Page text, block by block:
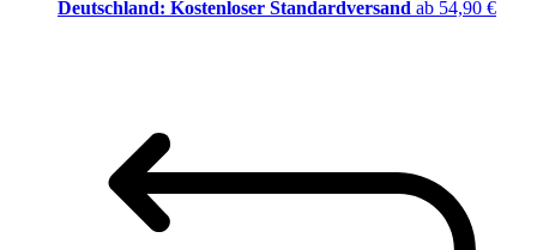
Deutschland: Kostenloser Standardversand ab 54,90 €